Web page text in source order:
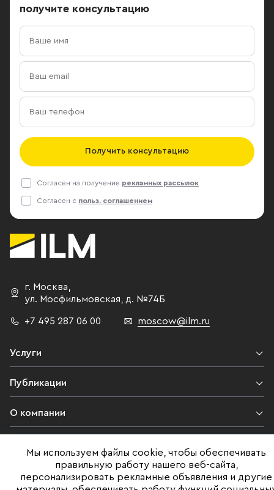
получите консультацию
Получить консультацию
Согласен на получение рекламных рассылок
Согласен с польз. соглашением
г. Москва
ул. Мосфильмовская,
д. №74Б
+7 495 287 06 00 moscow@ilm.ru
Услуги
Публикации
О компании
Юридическая информация
Мы используем файлы cookie, чтобы обеспечивать
правильную работу нашего веб-сайта,
персонализировать рекламные объявления и другие